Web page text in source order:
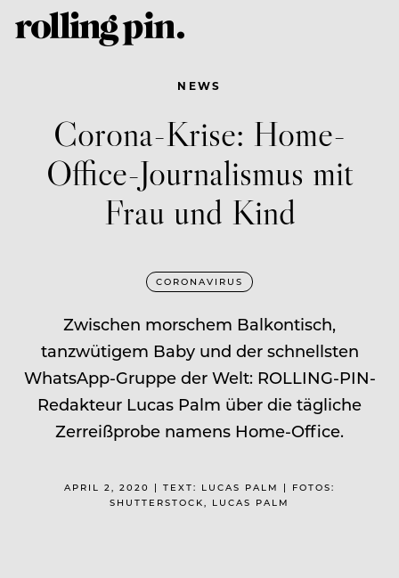
NEWS
Corona-Krise: Home-
Office-Journalismus mit
Frau und Kind
CORONAVIRUS
Zwischen morschem Balkontisch,
tanzwütigem Baby und der schnellsten
WhatsApp-Gruppe der Welt: ROLLING-PIN-
Redakteur Lucas Palm über die tägliche
Zerreißprobe namens Home-Office.
APRIL 2, 2020 | TEXT: LUCAS PALM | FOTOS:
SHUTTERSTOCK, LUCAS PALM